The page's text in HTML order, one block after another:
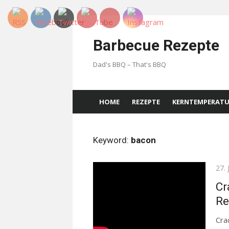
Skip
Barbecue Rezepte
Dad's BBQ – That's BBQ
HOME REZEPTE
Keyword: bacon
27.